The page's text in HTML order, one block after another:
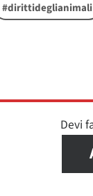
#dirittideglianimali
Devi